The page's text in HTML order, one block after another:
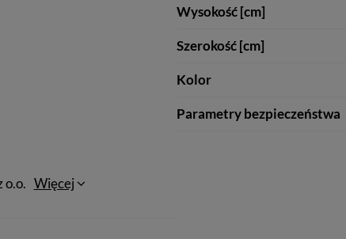
Wysokość [cm]
Szerokość [cm]
Kolor
Parametry bezpieczeństwa
o.o. Więcej